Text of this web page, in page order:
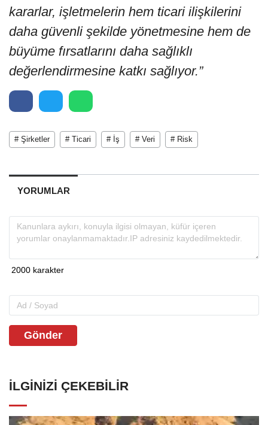
kararlar, işletmelerin hem ticari ilişkilerini
daha güvenli şekilde yönetmesine hem de
büyüme fırsatlarını daha sağlıklı
değerlendirmesine katkı sağlıyor.”
# Şirketler # Ticari # İş # Veri # Risk
YORUMLAR
Gönder
İLGINIZI ÇEKEBILIR